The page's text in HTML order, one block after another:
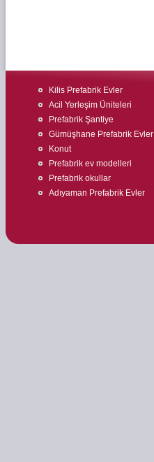
Kilis Prefabrik Evler
Acil Yerleşim Üniteleri
Prefabrik Şantiye
Gümüşhane Prefabrik Evler
Konut
Prefabrik ev modelleri
Prefabrik okullar
Adıyaman Prefabrik Evler